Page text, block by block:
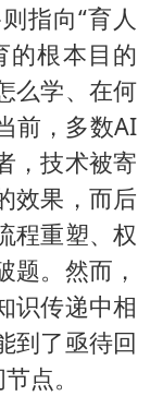
指向“育人
根本目的
么学、在何
前，多数AI
，技术被寄
效果，而后
程重塑、权
题。然而，
识传递中相
到了亟待回
点。